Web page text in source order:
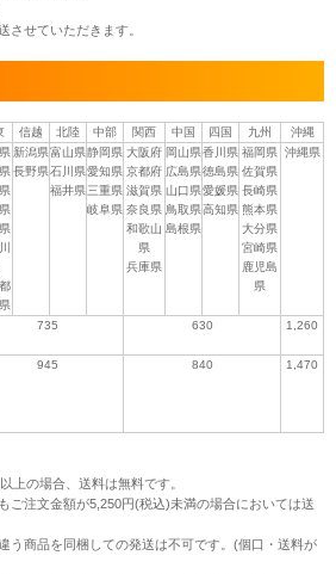
させていただきます。
信越 北陸 中部 関西 中国 四国 九州
沖縄
新潟県
長野県
富山県
石川県
福井県
静岡県
愛知県
三重県
岐阜県
大阪府
京都府
滋賀県
奈良県
和歌山
県
兵庫県
岡山県
広島県
山口県
鳥取県
島根県
香川県
徳島県
愛媛県
高知県
福岡県
佐賀県
長崎県
熊本県
大分県
宮崎県
鹿児島
県
沖縄県
735 630 1,260
945 840 1,470
上の場合、送料は無料です。
ご注文金額が5,250円(税込)未満の場合においては送
う商品を同梱しての発送は不可です。(個口・送料が